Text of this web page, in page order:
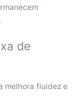
de
melhora fluidez e